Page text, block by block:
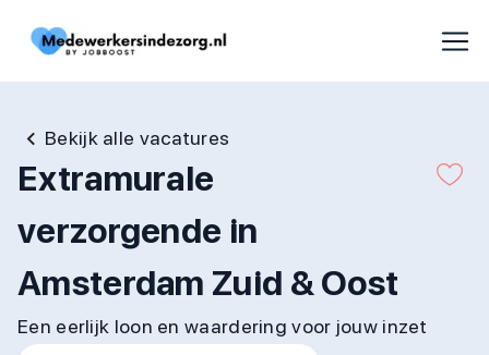
Bekijk alle vacatures
Extramurale
verzorgende in
Amsterdam Zuid & Oost
Een eerlijk loon en waardering voor jouw inzet